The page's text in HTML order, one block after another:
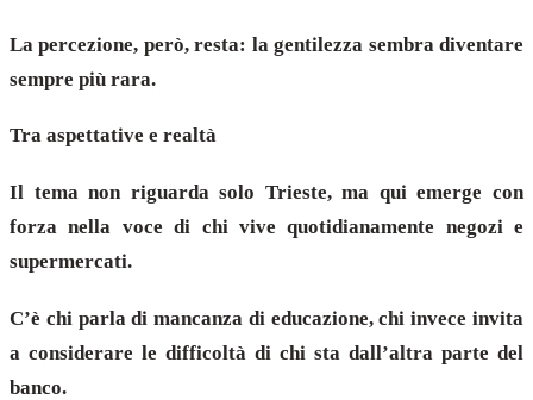
La percezione, però, resta: la gentilezza sembra diventare
sempre più rara.
Tra aspettative e realtà
Il tema non riguarda solo Trieste, ma qui emerge con
forza nella voce di chi vive quotidianamente negozi e
supermercati.
C’è chi parla di mancanza di educazione, chi invece invita
a considerare le difficoltà di chi sta dall’altra parte del
banco.